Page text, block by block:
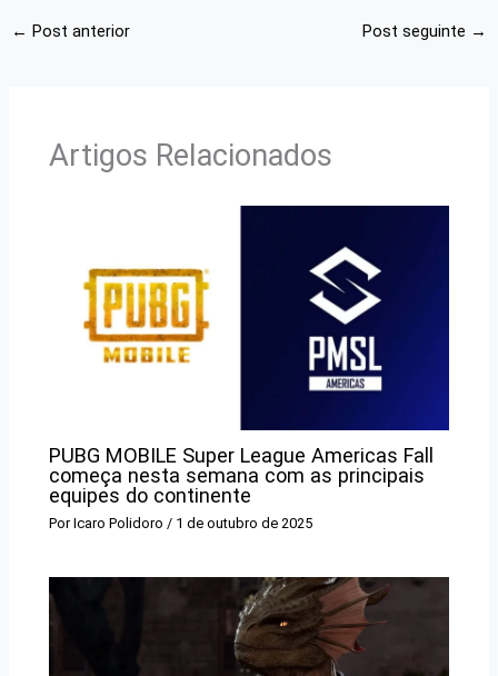
← Post anterior Post seguinte →
Artigos Relacionados
PUBG MOBILE Super League Americas Fall
começa nesta semana com as principais
equipes do continente
PorIcaro Polidoro / 1 de outubro de 2025